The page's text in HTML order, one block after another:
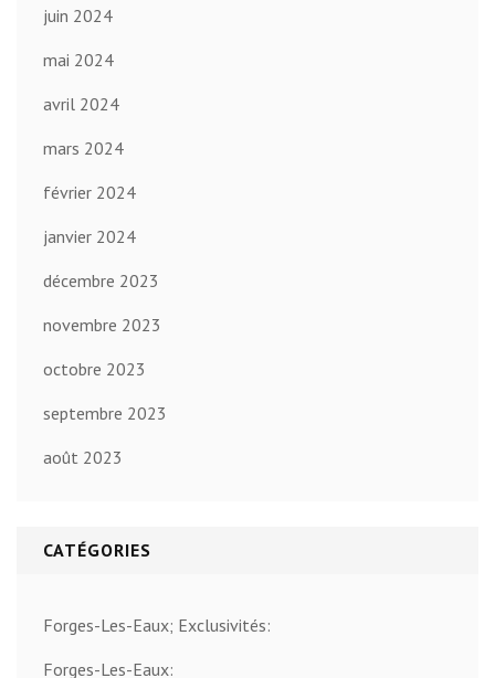
juin 2024
mai 2024
avril 2024
mars 2024
février 2024
janvier 2024
décembre 2023
novembre 2023
octobre 2023
septembre 2023
août 2023
CATÉGORIES
Forges-Les-Eaux; Exclusivités:
Forges-Les-Eaux: